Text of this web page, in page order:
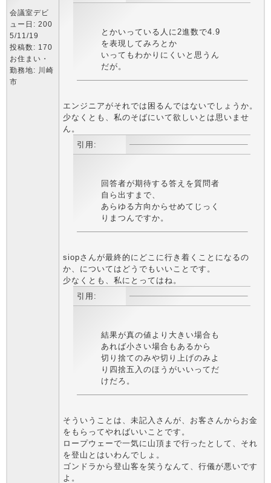
会議室デビ
ュー日: 200
5/11/19
投稿数: 170
お住まい・
勤務地: 川崎
市
とかいっている人に2進数で4.9
を表現してみろとか
いってもわかりにくいと思うん
だが。
エンジニアがそれでは困るんではないでしょうか。
少なくとも、私のそばにいて欲しいとは思いませ
ん。
引用:
回答者が期待する答えを質問者
自ら出すまで、
あらゆる方向からせめてじっく
りまつんですか。
siopさんが最終的にどこに行き着くことになるの
か、についてはどうでもいいことです。
少なくとも、私にとってはね。
引用:
結果が真の値より大きい場合も
あれば小さい場合もあるから
切り捨てのみや切り上げのみよ
り四捨五入のほうがいいってだ
けだろ。
そういうことは、未記入さんが、お客さんからお金
をもらってやればいいことです。
ロープウェーで一気に山頂まで行ったとして、それ
を登山とはいわんでしょ。
ゴンドラから登山客を笑うなんて、行儀が悪いです
よ。